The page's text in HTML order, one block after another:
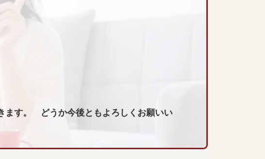
ます。 どうか今後ともよろしくお願いい